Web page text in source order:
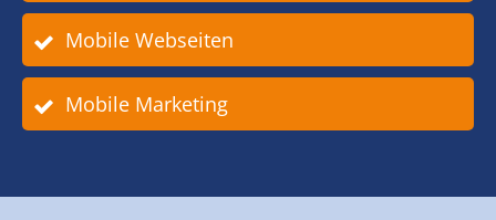
Mobile Webseiten
Mobile Marketing